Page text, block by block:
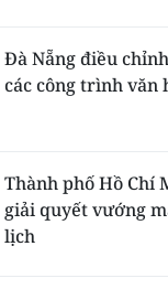
Đà Nẵng điều
các công trình văn
Thành phố Hồ Chí
giải quyết vướng
lịch